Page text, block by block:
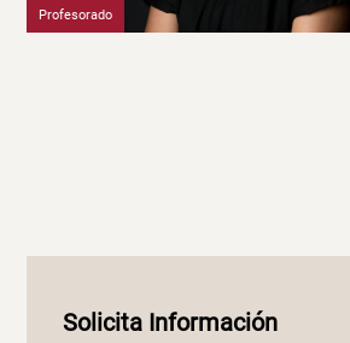
Profesorado
Solicita Información